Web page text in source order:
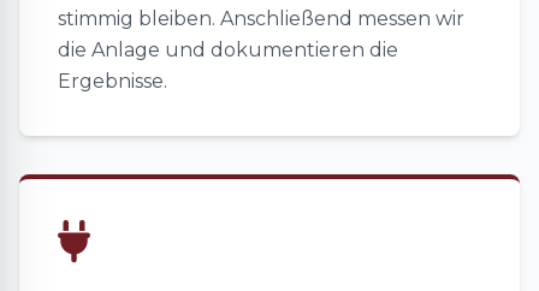
stimmig bleiben. Anschließend messen wir
die Anlage und dokumentieren die
Ergebnisse.